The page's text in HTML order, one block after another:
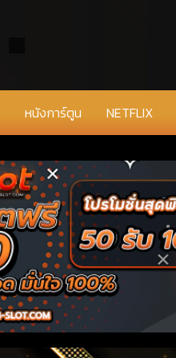
หนังการ์ตูน NETFLIX